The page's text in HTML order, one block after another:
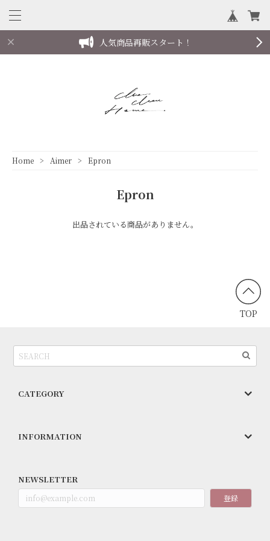
人気商品再販スタート！
Home Aimer Epron
Epron
出品されている商品がありません。
TOP
CATEGORY
INFORMATION
NEWSLETTER
登録